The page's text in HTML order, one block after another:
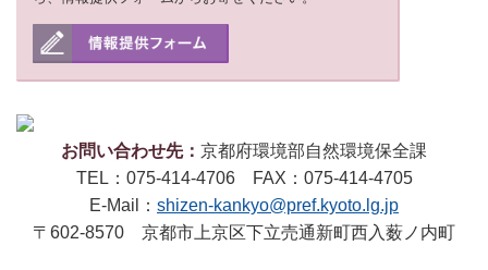
お問い合わせ先： 京都府環境部自然環境保全課
TEL：075-414-4706 FAX：075-414-4705
E-Mail： shizen-kankyo@pref.kyoto.lg.jp
〒602-8570 京都市上京区下立売通新町西入薮ノ内町